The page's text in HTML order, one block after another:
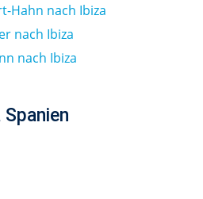
Hahn nach Ibiza
nach Ibiza
nach Ibiza